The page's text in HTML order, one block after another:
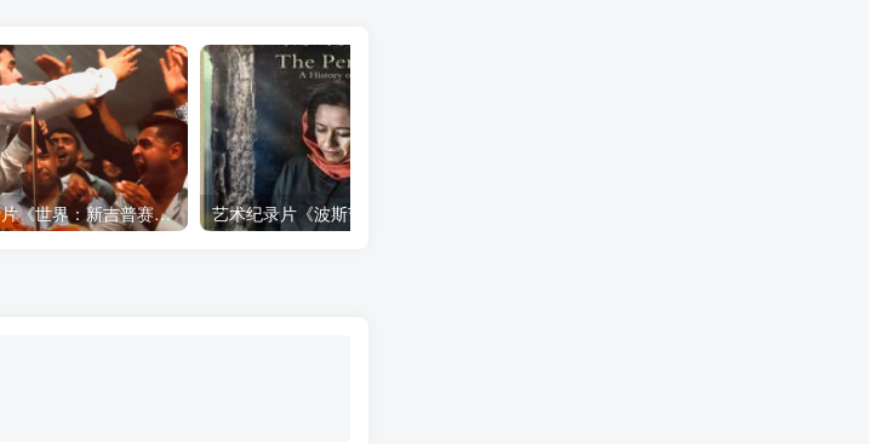
艺术纪录片《世界：新吉普赛之王 This World: The New Gypsy Kings》下载